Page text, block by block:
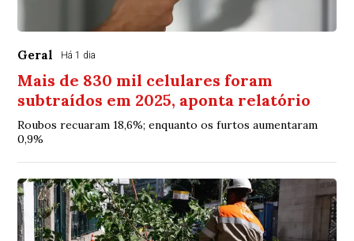
Geral Há 1 dia
Mais de 830 mil celulares foram
subtraídos em 2025, aponta relatório
Roubos recuaram 18,6%; enquanto os furtos aumentaram
0,9%